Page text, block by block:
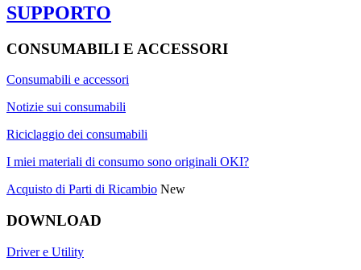
SUPPORTO
CONSUMABILI E ACCESSORI
Consumabili e accessori
Notizie sui consumabili
Riciclaggio dei consumabili
I miei materiali di consumo sono originali OKI?
Acquisto di Parti di Ricambio New
DOWNLOAD
Driver e Utility